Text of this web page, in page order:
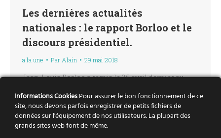
Les dernières actualités
nationales : le rapport Borloo et le
discours présidentiel.
a la une ParAlain 29 mai 2018
Jean-Louis Borloo a remis le 26 avril dernier au
Premier Ministre le rapport « Vivre ensemble –
Vivre en Grand pour la réconciliation nationale »,
suite à une mission commandée par le Président
en début d’année. Alimenté par un tour de France
Informations CookiesPour assurer le bon fonctionnement de ce
site, nous devons parfois enregistrer de petits fichiers de
données sur l'équipement de nos utilisateurs. La plupart des
grands sites web font de même.